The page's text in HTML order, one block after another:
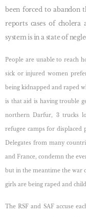
been forced to abandon
reports cases of
system is in a state of
People are unable to reach
sick or injured women
being kidnapped and raped
is that aid is having trouble
northern Darfur, 3 trucks
refugee camps for displaced
Delegates from many
and France, condemn the
but in the meantime the war
girls are being raped and
The RSF and SAF accuse